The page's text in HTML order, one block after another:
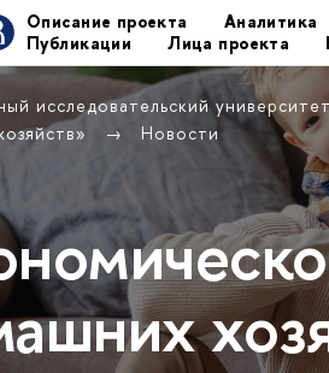
Описание проекта Аналитика
Публикации
Лица проекта
исследовательский
Новости